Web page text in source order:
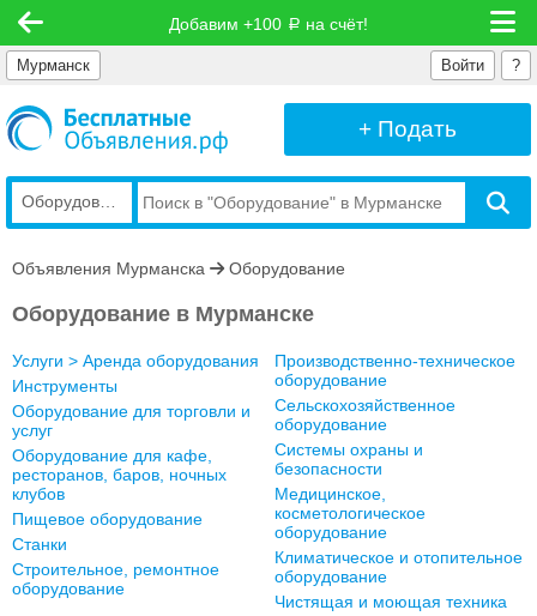
Добавим +100 руб на счёт!
Мурманск ?
Войти
+ Подать
Объявления Мурманска Оборудование
Оборудование в Мурманске
Услуги > Аренда оборудования
Инструменты
Оборудование для торговли и
услуг
Оборудование для кафе,
ресторанов, баров, ночных
клубов
Пищевое оборудование
Станки
Строительное, ремонтное
оборудование
Производственно-техническое
оборудование
Сельскохозяйственное
оборудование
Системы охраны и
безопасности
Медицинское,
косметологическое
оборудование
Климатическое и отопительное
оборудование
Чистящая и моющая техника